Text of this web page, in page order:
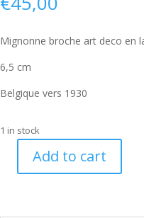
Mignonne broche art deco en
6,5 cm
Belgique vers 1930
1 in stock
RavissanteAdd to cart